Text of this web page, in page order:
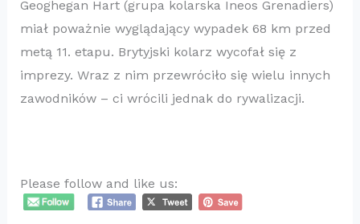
Geoghegan Hart (grupa kolarska Ineos Grenadiers)
miał poważnie wyglądający wypadek 68 km przed
metą 11. etapu. Brytyjski kolarz wycofał się z
imprezy. Wraz z nim przewróciło się wielu innych
zawodników – ci wrócili jednak do rywalizacji.
Please follow and like us: